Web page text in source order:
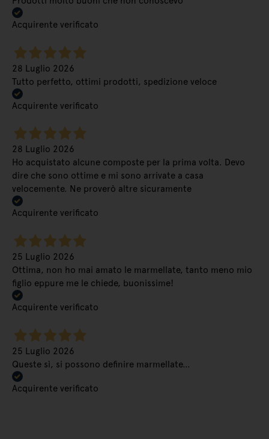
Acquirente verificato
28 Luglio 2026
Tutto perfetto, ottimi prodotti, spedizione veloce
Acquirente verificato
28 Luglio 2026
Ho acquistato alcune composte per la prima volta. Devo
dire che sono ottime e mi sono arrivate a casa
velocemente. Ne proverò altre sicuramente
Acquirente verificato
25 Luglio 2026
Ottima, non ho mai amato le marmellate, tanto meno mio
figlio eppure me le chiede, buonissime!
Acquirente verificato
25 Luglio 2026
Queste sì, si possono definire marmellate…
Acquirente verificato